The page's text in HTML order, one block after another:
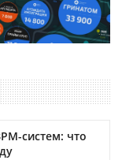
систем: что